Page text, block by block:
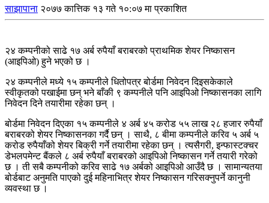
साझापाना २०७७ कात्तिक १३ गते १०:०७ मा प्रकाशित
२४ कम्पनीको साढे १७ अर्ब रुपैयाँ बराबरको प्राथमिक शेयर निष्कासन
(आइपिओ) हुने भएको छ ।
२४ कम्पनीले मध्ये १५ कम्पनीले धितोपत्र बोर्डमा निवेदन दिइसकेकाले
स्वीकृतको पखाईमा छन् भने बाँकी ९ कम्पनीले पनि आइपिओ निष्कासनका लागि
निवेदन दिने तयारीमा रहेका छन् ।
बोर्डमा निवेदन दिएका १५ कम्पनीले ४ अर्ब ४५ करोड ५५ लाख २८ हजार रुपैयाँ
बराबरको शेयर निष्कासनका गर्दै छन् । साथै, ८ बीमा कम्पनीले करिव ५ अर्ब ५
करोड रुपैयाँको शेयर बिक्री गर्ने तयारीमा रहेका छन् । त्यसैगरी, इन्फास्टक्चर
डेभलपमेन्ट बैंकले ८ अर्ब रुपैयाँ बराबरको आइपिओ निष्कासन गर्ने तयारी गरेको
छ । ती सबै कम्पनीको करिव साढे १७ अर्बको आइपिओ आउँदै छ । सामान्यतया
बोर्डबाट अनुमति पाएको दुई महिनाभित्र शेयर निष्कासन गरिसक्नुपर्ने कानुनी
व्यवस्था छ ।